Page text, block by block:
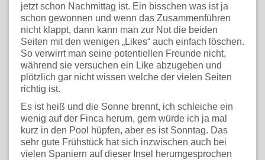
jetzt schon Nachmittag ist. Ein bisschen was ist ja
schon gewonnen und wenn das Zusammenführen
nicht klappt, dann kann man zur Not die beiden
Seiten mit den wenigen „Likes“ auch einfach löschen.
So verwirrt man seine potentiellen Freunde nicht,
während sie versuchen ein Like abzugeben und
plötzlich gar nicht wissen welche der vielen Seiten
richtig ist.
Es ist heiß und die Sonne brennt, ich schleiche ein
wenig auf der Finca herum, gern würde ich ja mal
kurz in den Pool hüpfen, aber es ist Sonntag. Das
sehr gute Frühstück hat sich inzwischen auch bei
vielen Spaniern auf dieser Insel herumgesprochen